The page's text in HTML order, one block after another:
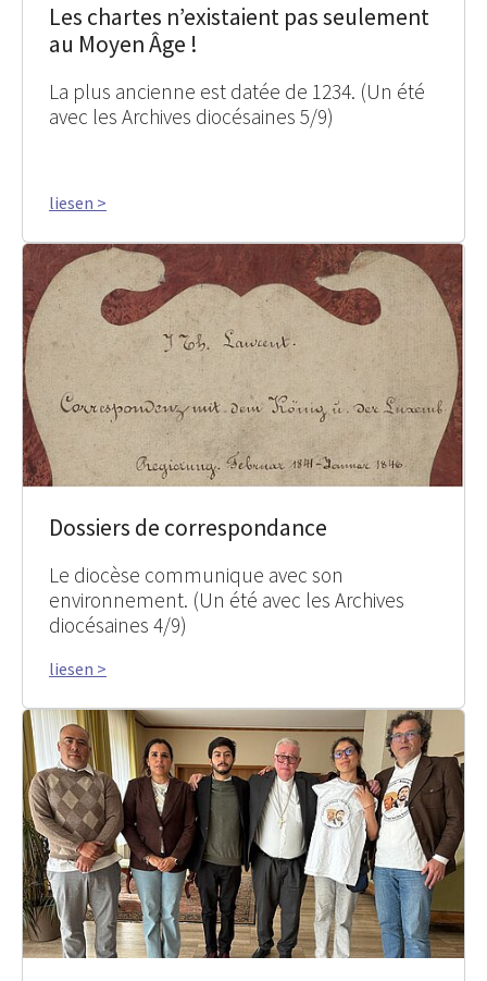
Les chartes n’existaient pas seulement
au Moyen Âge !
La plus ancienne est datée de 1234. (Un été
avec les Archives diocésaines 5/9)
liesen >
Dossiers de correspondance
Le diocèse communique avec son
environnement. (Un été avec les Archives
diocésaines 4/9)
liesen >